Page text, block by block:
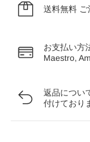
送料無料
お支払い方
Maestro,
返品につい
付けており